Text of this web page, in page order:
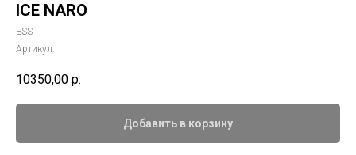
ICE NARO
ESS
Артикул:
10350,00 р.
Добавить в корзину